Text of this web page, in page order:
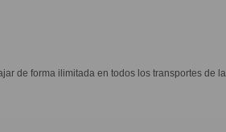
de forma ilimitada en todos los transportes